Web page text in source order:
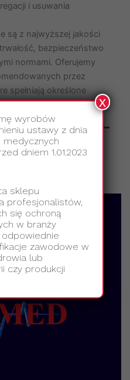
i usuwania
są z najwyższej jakości
bezpieczeństwo
normami. Oferujemy
przez
spełniają określone
których szukasz.
wyrobów
ustawy z dnia
medycznych
dniem 1.01.2023
sklepu
profesjonalistów,
się ochroną
w branży
zawodowe w
lub
czy produkcji
x